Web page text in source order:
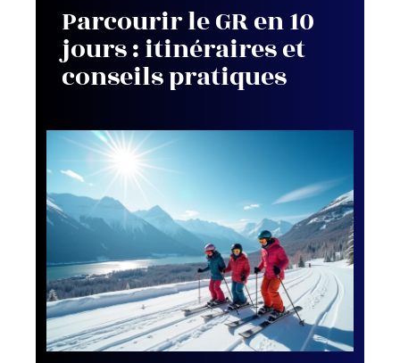
Parcourir le GR en 10
jours : itinéraires et
conseils pratiques